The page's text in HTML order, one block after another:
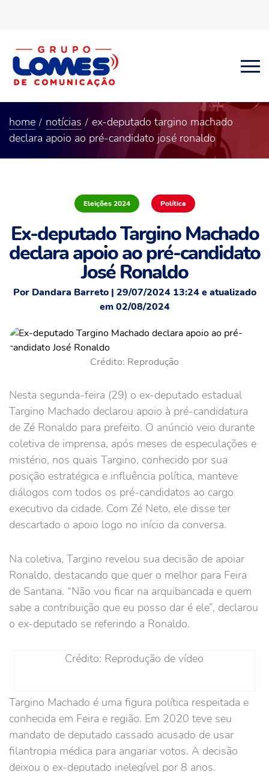
home notícias
ex-deputado targino machado
declara apoio ao pré-candidato josé ronaldo
Eleições 2024 Política
Ex-deputado Targino Machado
declara apoio ao pré-candidato
José Ronaldo
Por Dandara Barreto | 29/07/2024 13:24 e atualizado
em 02/08/2024
Crédito: Reprodução
Nesta segunda-feira (29) o ex-deputado estadual
Targino Machado declarou apoio à pré-candidatura
de Zé Ronaldo para prefeito. O anúncio veio durante
coletiva de imprensa, após meses de especulações e
mistério, nos quais Targino, conhecido por sua
posição estratégica e influência política, manteve
diálogos com todos os pré-candidatos ao cargo
executivo da cidade. Com Zé Neto, ele disse ter
descartado o apoio logo no início da conversa.
Na coletiva, Targino revelou sua decisão de apoiar
Ronaldo, destacando que quer o melhor para Feira
de Santana. “Não vou ficar na arquibancada e quem
sabe a contribuição que eu posso dar é ele”, declarou
o ex-deputado se referindo a Ronaldo.
Crédito: Reprodução de vídeo
Targino Machado é uma figura política respeitada e
conhecida em Feira e região. Em 2020 teve seu
mandato de deputado cassado acusado de usar
filantropia médica para angariar votos. A decisão
deixou o ex-deputado inelegível por 8 anos.